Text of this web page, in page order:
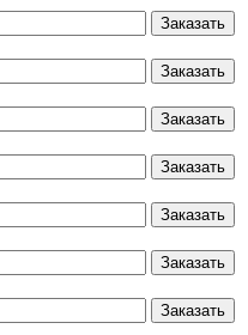
Заказать
Заказать
Заказать
Заказать
Заказать
Заказать
Заказать